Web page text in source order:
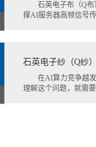
石英电子布（Q
撑AI服务器高频信号
石英电子纱（Q纱
在AI算力竞争越
理解这个问题，就需